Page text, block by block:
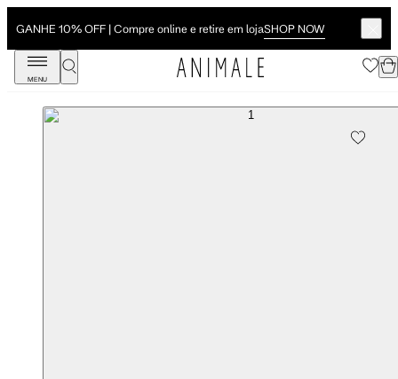
GANHE 10% OFF | Compre online e retire em lojaSHOP NOW
MENU